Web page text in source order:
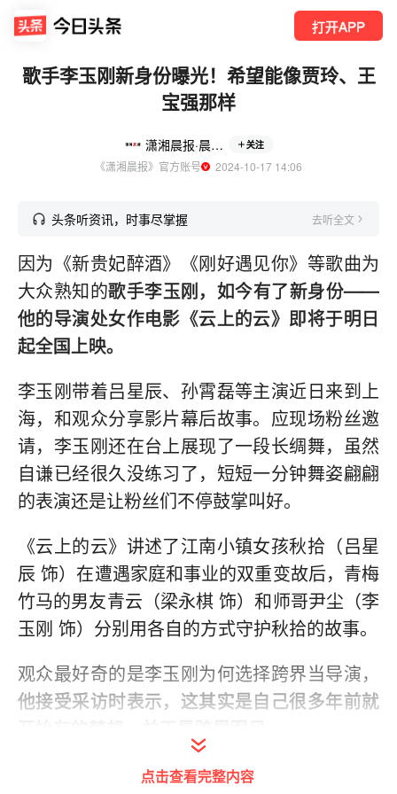
打开APP
歌手李玉刚新身份曝光！希望能像贾玲、王
宝强那样
潇湘晨报·晨视频 关注
《潇湘晨报》官方账号
  2024-10-17 14:06
头条听资讯，时事尽掌握 去听全文
因为《新贵妃醉酒》《刚好遇见你》等歌曲为
大众熟知的歌手李玉刚，如今有了新身份——
他的导演处女作电影《云上的云》即将于明日
起全国上映。
李玉刚带着吕星辰、孙霄磊等主演近日来到上
海，和观众分享影片幕后故事。应现场粉丝邀
请，李玉刚还在台上展现了一段长绸舞，虽然
自谦已经很久没练习了，短短一分钟舞姿翩翩
的表演还是让粉丝们不停鼓掌叫好。
《云上的云》讲述了江南小镇女孩秋拾（吕星
辰 饰）在遭遇家庭和事业的双重变故后，青梅
竹马的男友青云（梁永棋 饰）和师哥尹尘（李
玉刚 饰）分别用各自的方式守护秋拾的故事。
观众最好奇的是李玉刚为何选择跨界当导演，
他接受采访时表示，这其实是自己很多年前就
小时候他在东北农村看露天电影，就已经种下
点击查看完整内容